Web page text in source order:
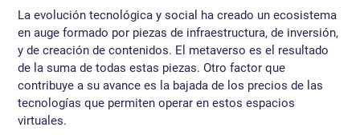
La evolución tecnológica y social ha creado un ecosistema
en auge formado por piezas de infraestructura, de inversión,
y de creación de contenidos. El metaverso es el resultado
de la suma de todas estas piezas. Otro factor que
contribuye a su avance es la bajada de los precios de las
tecnologías que permiten operar en estos espacios
virtuales.